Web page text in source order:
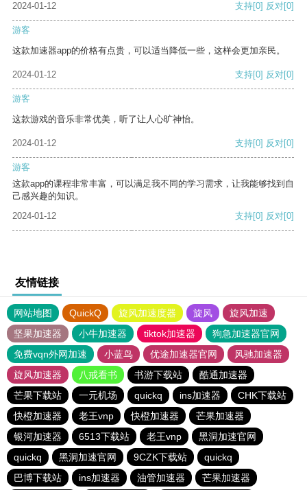
2024-01-12 支持[0] 反对[0]
游客
这款加速器app的价格有点贵，可以适当降低一些，这样会更加亲民。
2024-01-12 支持[0] 反对[0]
游客
这款游戏的音乐非常优美，听了让人心旷神怡。
2024-01-12 支持[0] 反对[0]
游客
这款app的课程非常丰富，可以满足我不同的学习需求，让我能够找到自
己感兴趣的知识。
2024-01-12
支持[0] 反对[0]
友情链接
网站地图 QuickQ 旋风加速度器 旋风
旋风加速
坚果加速器
小牛加速器 tiktok加速器
狗急加速器官网
免费vqn外网加速
小蓝鸟 优途加速器官网
风驰加速器
旋风加速器
八戒看书 书游下载站
酷通加速器
芒果下载站
一元机场 quickq ins加速器
CHK下载站
快橙加速器
老王vnp 快橙加速器
芒果加速器
银河加速器
6513下载站 老王vnp
黑洞加速官网
quickq
黑洞加速官网 9CZK下载站
quickq
巴博下载站
ins加速器 油管加速器 芒果加速器